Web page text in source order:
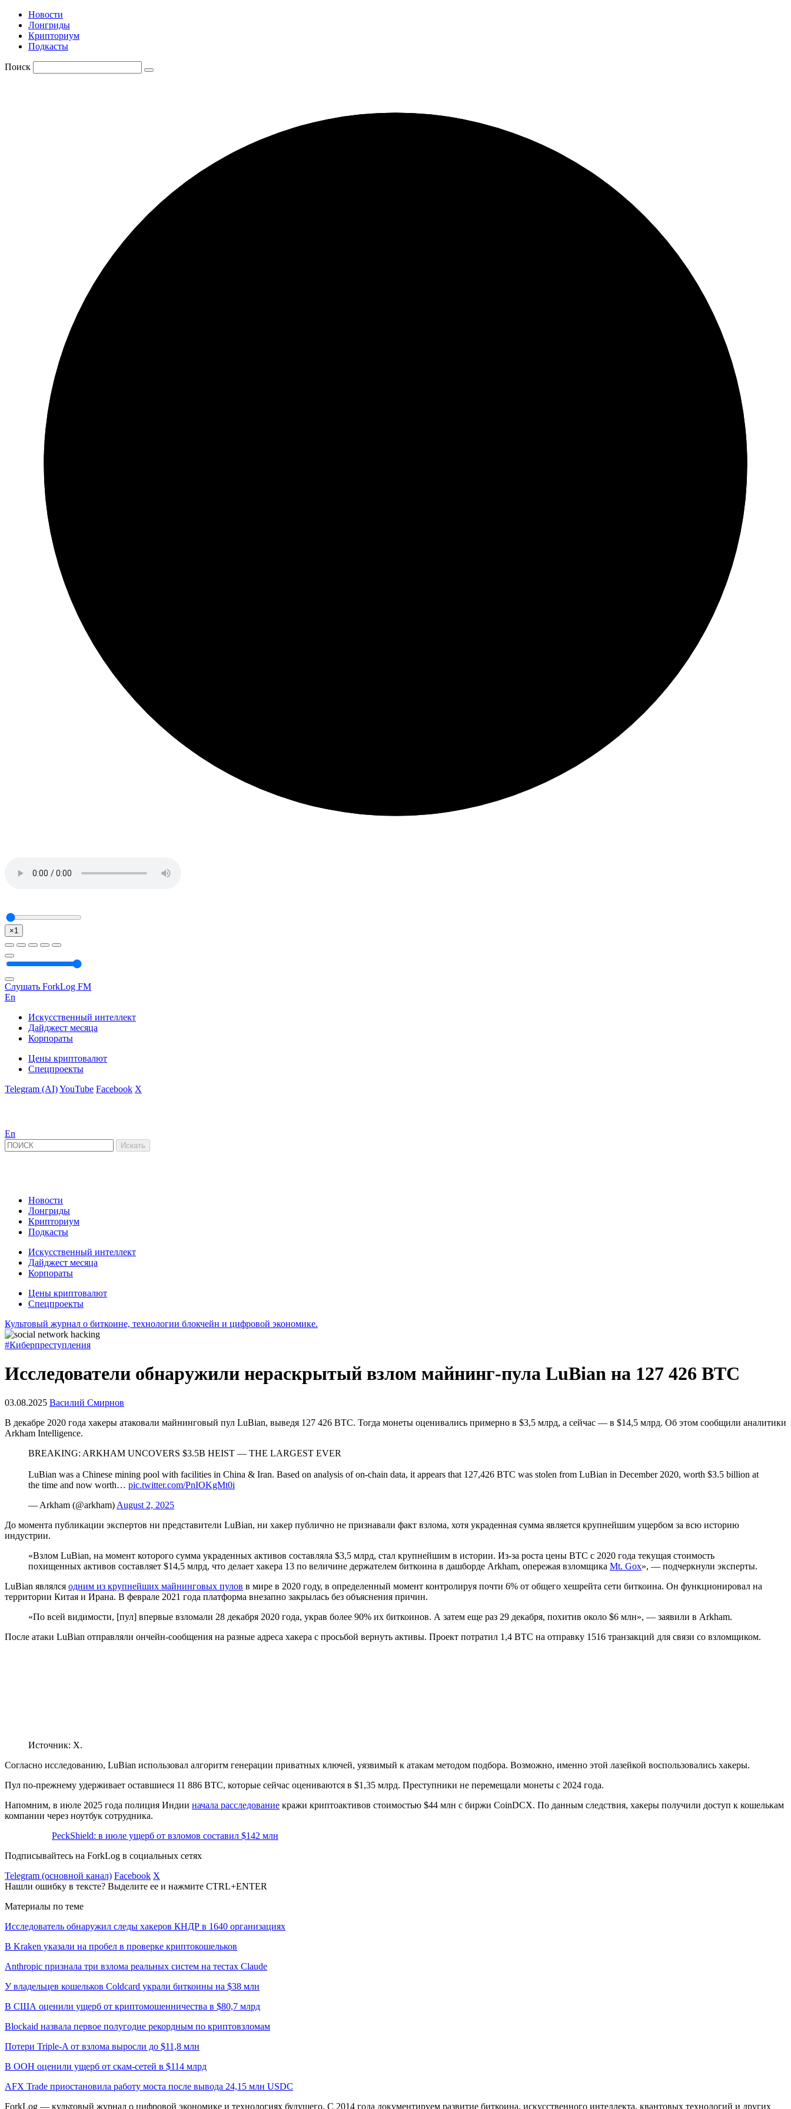
Новости
Лонгриды
Крипториум
Подкасты
Поиск
×1
Слушать ForkLog FM
En
Искусственный интеллект
Дайджест месяца
Корпораты
Цены криптовалют
Спецпроекты
Telegram (AI)YouTube Facebook X
En
Новости
Лонгриды
Крипториум
Подкасты
Искусственный интеллект
Дайджест месяца
Корпораты
Цены криптовалют
Спецпроекты
Культовый журнал о биткоине, технологии блокчейн и цифровой экономике.
#Киберпреступления
Исследователи обнаружили нераскрытый взлом майнинг-пула LuBian на 127 426 BTC
03.08.2025 Василий Смирнов
В декабре 2020 года хакеры атаковали майнинговый пул LuBian, выведя 127 426 BTC. Тогда монеты оценивались примерно в $3,5 млрд, а сейчас — в $14,5 млрд. Об этом сообщили аналитики
Arkham Intelligence.
BREAKING: ARKHAM UNCOVERS $3.5B HEIST — THE LARGEST EVER
LuBian was a Chinese mining pool with facilities in China & Iran. Based on analysis of on-chain data, it appears that 127,426 BTC was stolen from LuBian in December 2020, worth $3.5 billion at
the time and now worth… pic.twitter.com/PnIOKgMt0i
— Arkham (@arkham) August 2, 2025
До момента публикации экспертов ни представители LuBian, ни хакер публично не признавали факт взлома, хотя украденная сумма является крупнейшим ущербом за всю историю
индустрии.
«Взлом LuBian, на момент которого сумма украденных активов составляла $3,5 млрд, стал крупнейшим в истории. Из-за роста цены BTC с 2020 года текущая стоимость
похищенных активов составляет $14,5 млрд, что делает хакера 13 по величине держателем биткоина в дашборде Arkham, опережая взломщика Mt. Gox», — подчеркнули эксперты.
LuBian являлся одним из крупнейших майнинговых пулов в мире в 2020 году, в определенный момент контролируя почти 6% от общего хешрейта сети биткоина. Он функционировал на
территории Китая и Ирана. В феврале 2021 года платформа внезапно закрылась без объяснения причин.
«По всей видимости, [пул] впервые взломали 28 декабря 2020 года, украв более 90% их биткоинов. А затем еще раз 29 декабря, похитив около $6 млн», — заявили в Arkham.
После атаки LuBian отправляли ончейн-сообщения на разные адреса хакера с просьбой вернуть активы. Проект потратил 1,4 BTC на отправку 1516 транзакций для связи со взломщиком.
Источник: X.
Согласно исследованию, LuBian использовал алгоритм генерации приватных ключей, уязвимый к атакам методом подбора. Возможно, именно этой лазейкой воспользовались хакеры.
Пул по-прежнему удерживает оставшиеся 11 886 BTC, которые сейчас оцениваются в $1,35 млрд. Преступники не перемещали монеты с 2024 года.
Напомним, в июле 2025 года полиция Индии начала расследование кражи криптоактивов стоимостью $44 млн с биржи CoinDCX. По данным следствия, хакеры получили доступ к кошелькам
компании через ноутбук сотрудника.
PeckShield: в июле ущерб от взломов составил $142 млн
Подписывайтесь на ForkLog в социальных сетях
Telegram (основной канал) Facebook X
Нашли ошибку в тексте? Выделите ее и нажмите CTRL+ENTER
Материалы по теме
Исследователь обнаружил следы хакеров КНДР в 1640 организациях
В Kraken указали на пробел в проверке криптокошельков
Anthropic признала три взлома реальных систем на тестах Claude
У владельцев кошельков Coldcard украли биткоины на $38 млн
В США оценили ущерб от криптомошенничества в $80,7 млрд
Blockaid назвала первое полугодие рекордным по криптовзломам
Потери Triple-A от взлома выросли до $11,8 млн
В ООН оценили ущерб от скам-сетей в $114 млрд
AFX Trade приостановила работу моста после вывода 24,15 млн USDC
ForkLog — культовый журнал о цифровой экономике и технологиях будущего. С 2014 года документируем развитие биткоина, искусственного интеллекта, квантовых технологий и других